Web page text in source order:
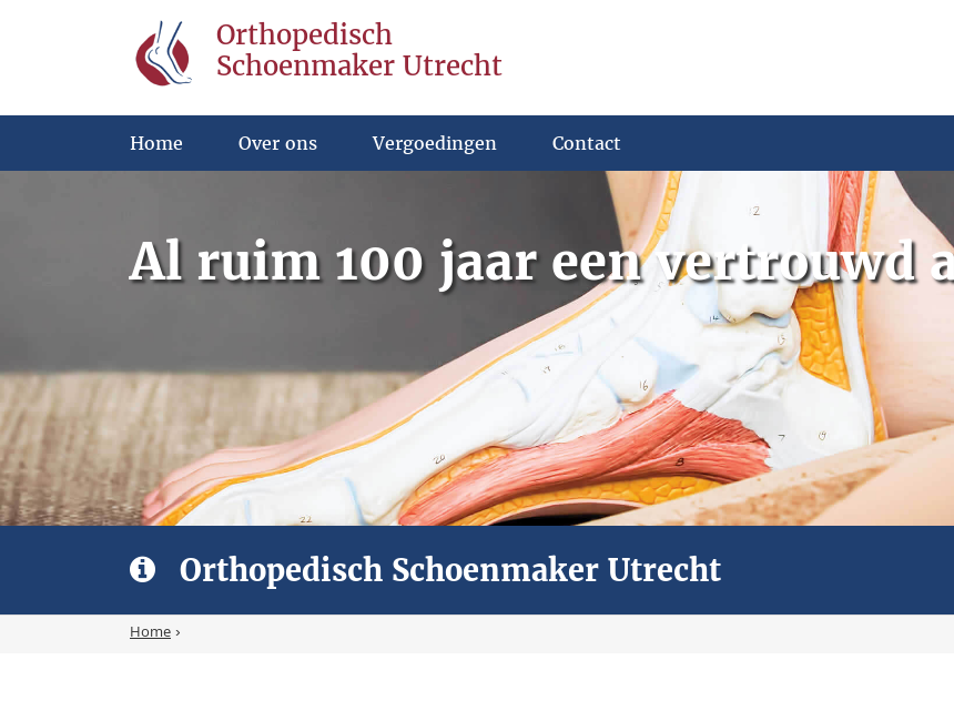
Orthopedisch
Schoenmaker Utrecht
Home Over ons Vergoedingen Contact
Al ruim 100 jaar een vertrouwd
Orthopedisch Schoenmaker Utrecht
Home›